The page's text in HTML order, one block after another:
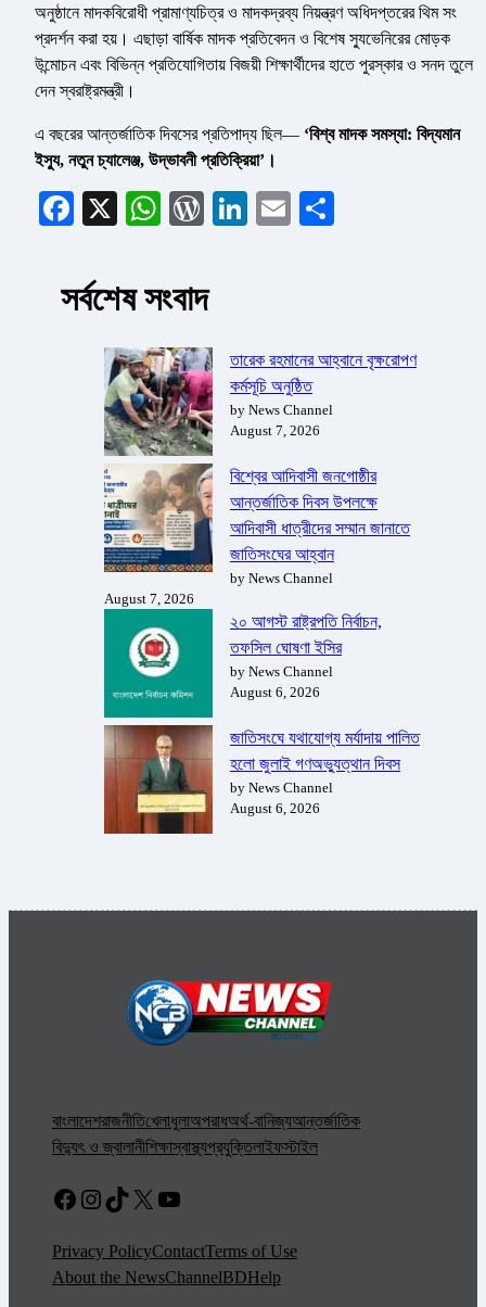
অনুষ্ঠানে মাদকবিরোধী প্রামাণ্যচিত্র ও মাদকদ্রব্য নিয়ন্ত্রণ অধিদপ্তরের থিম সং
প্রদর্শন করা হয়। এছাড়া বার্ষিক মাদক প্রতিবেদন ও বিশেষ স্যুভেনিরের মোড়ক
উন্মোচন এবং বিভিন্ন প্রতিযোগিতায় বিজয়ী শিক্ষার্থীদের হাতে পুরস্কার ও সনদ তুলে
দেন স্বরাষ্ট্রমন্ত্রী।
এ বছরের আন্তর্জাতিক দিবসের প্রতিপাদ্য ছিল— ‘বিশ্ব মাদক সমস্যা: বিদ্যমান
ইস্যু, নতুন চ্যালেঞ্জ, উদ্ভাবনী প্রতিক্রিয়া’।
Facebook
X WhatsApp
WordPress
LinkedIn
Email
সর্বশেষ সংবাদ
তারেক রহমানের আহ্বানে বৃক্ষরোপণ
কর্মসূচি অনুষ্ঠিত
by News Channel
August 7, 2026
বিশ্বের আদিবাসী জনগোষ্ঠীর
আন্তর্জাতিক দিবস উপলক্ষে
আদিবাসী ধাত্রীদের সম্মান জানাতে
জাতিসংঘের আহ্বান
by News Channel
August 7, 2026
২০ আগস্ট রাষ্ট্রপতি নির্বাচন,
তফসিল ঘোষণা ইসির
by News Channel
August 6, 2026
জাতিসংঘে যথাযোগ্য মর্যাদায় পালিত
হলো জুলাই গণঅভ্যুত্থান দিবস
by News Channel
August 6, 2026
বাংলাদেশরাজনীতিখেলাধুলাঅপরাধঅর্থ-বানিজ্যআন্তর্জাতিক
বিদ্যুৎ ও জ্বালানীশিক্ষাস্বাস্থ্যপ্রযুক্তিলাইফস্টাইল
Facebook
Instagram
TikTok
X YouTube
Privacy PolicyContactTerms of Use
About the NewsChannelBDHelp